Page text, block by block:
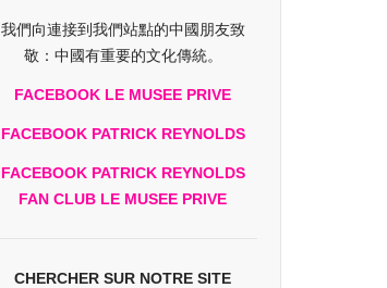
我們向連接到我們站點的中國朋友致
敬：中國有重要的文化傳統。
FACEBOOK LE MUSEE PRIVE
FACEBOOK PATRICK REYNOLDS
FACEBOOK PATRICK REYNOLDS
FAN CLUB LE MUSEE PRIVE
CHERCHER SUR NOTRE SITE